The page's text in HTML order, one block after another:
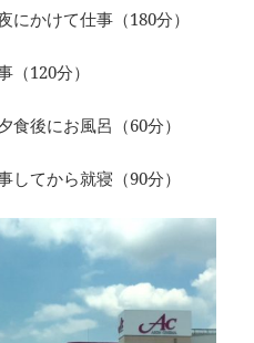
かけて仕事（180分）
120分）
後にお風呂（60分）
てから就寝（90分）